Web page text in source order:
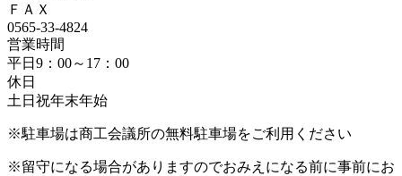
ＦＡＸ
0565-33-4824
営業時間
平日9：00～17：00
休日
土日祝年末年始
※駐車場は商工会議所の無料駐車場をご利用ください
※留守になる場合がありますのでおみえになる前に事前にお